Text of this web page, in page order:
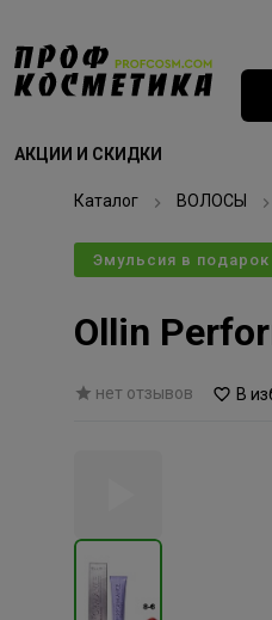
АКЦИИ И СКИДКИ
Каталог ВОЛОСЫ
Эмульсия в подарок
Ollin
нет отзывов В